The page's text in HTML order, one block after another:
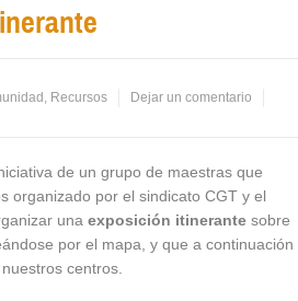
, Recursos
Dejar un comentario
de un grupo de maestras que
organizado por el sindicato CGT y el
una exposición itinerante sobre
por el mapa, y que a continuación
centros.